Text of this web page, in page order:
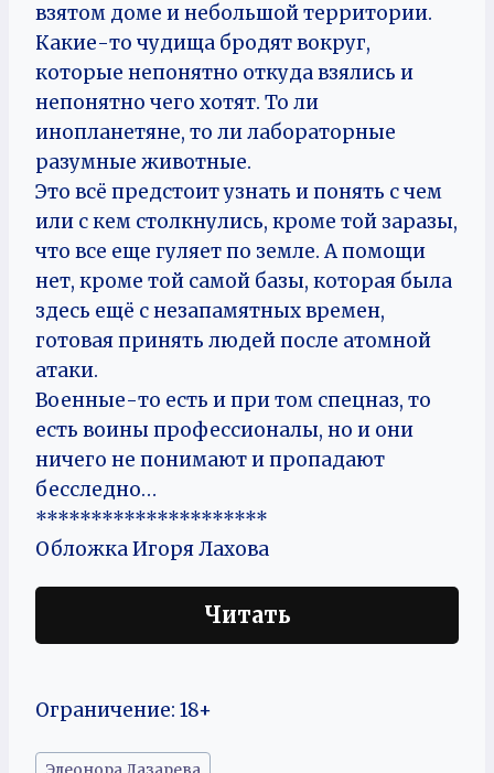
взятом доме и небольшой территории.
Какие-то чудища бродят вокруг,
которые непонятно откуда взялись и
непонятно чего хотят. То ли
инопланетяне, то ли лабораторные
разумные животные.
Это всё предстоит узнать и понять с чем
или с кем столкнулись, кроме той заразы,
что все еще гуляет по земле. А помощи
нет, кроме той самой базы, которая была
здесь ещё с незапамятных времен,
готовая принять людей после атомной
атаки.
Военные-то есть и при том спецназ, то
есть воины профессионалы, но и они
ничего не понимают и пропадают
бесследно…
*********************
Обложка Игоря Лахова
Читать
Ограничение: 18+
Метки